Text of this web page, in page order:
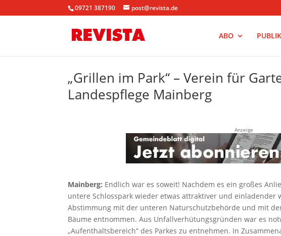
09721 387190 post@revista.de
ABO
„Grillen im Park“ – Verein für
Landespflege Mainberg
Anzeige
Mainberg: Endlich war es soweit! Nachdem es ein großes
untere Schlosspark wieder etwas attraktiver und
Abstimmung mit der unteren Naturschutzbehörde und mit
Bäume entnommen. Aus Unfallverhütungsgründen war es
„Aufenthaltsbereich“ des Parkes zu entnehmen. In